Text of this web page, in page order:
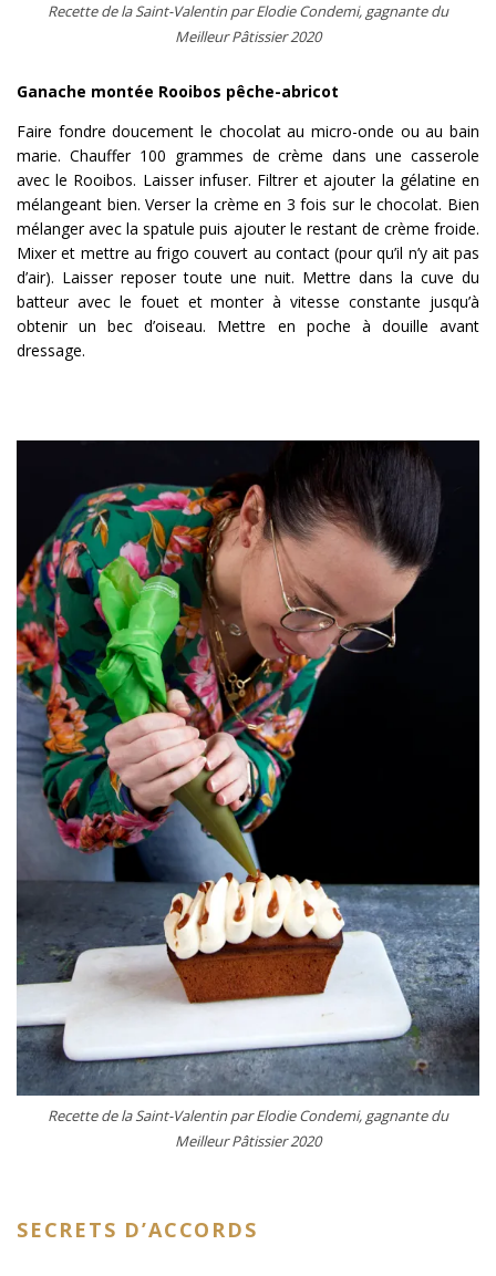
Recette de la Saint-Valentin par Elodie Condemi, gagnante du
Meilleur Pâtissier 2020
Ganache montée Rooibos pêche-abricot
Faire fondre doucement le chocolat au micro-onde ou au bain
marie. Chauffer 100 grammes de crème dans une casserole
avec le Rooibos. Laisser infuser. Filtrer et ajouter la gélatine en
mélangeant bien. Verser la crème en 3 fois sur le chocolat. Bien
mélanger avec la spatule puis ajouter le restant de crème froide.
Mixer et mettre au frigo couvert au contact (pour qu’il n’y ait pas
d’air). Laisser reposer toute une nuit. Mettre dans la cuve du
batteur avec le fouet et monter à vitesse constante jusqu’à
obtenir un bec d’oiseau. Mettre en poche à douille avant
dressage.
Recette de la Saint-Valentin par Elodie Condemi, gagnante du
Meilleur Pâtissier 2020
SECRETS D’ACCORDS